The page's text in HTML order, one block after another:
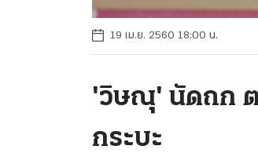
19 เม.ย. 2560 18:00 น.
'วิษณุ' นัดถก ต
กระบะ